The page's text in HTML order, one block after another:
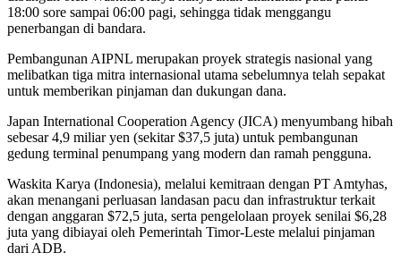
18:00 sore sampai 06:00 pagi, sehingga tidak menggangu
penerbangan di bandara.
Pembangunan AIPNL merupakan proyek strategis nasional yang
melibatkan tiga mitra internasional utama sebelumnya telah sepakat
untuk memberikan pinjaman dan dukungan dana.
Japan International Cooperation Agency (JICA) menyumbang hibah
sebesar 4,9 miliar yen (sekitar $37,5 juta) untuk pembangunan
gedung terminal penumpang yang modern dan ramah pengguna.
Waskita Karya (Indonesia), melalui kemitraan dengan PT Amtyhas,
akan menangani perluasan landasan pacu dan infrastruktur terkait
dengan anggaran $72,5 juta, serta pengelolaan proyek senilai $6,28
juta yang dibiayai oleh Pemerintah Timor-Leste melalui pinjaman
dari ADB.